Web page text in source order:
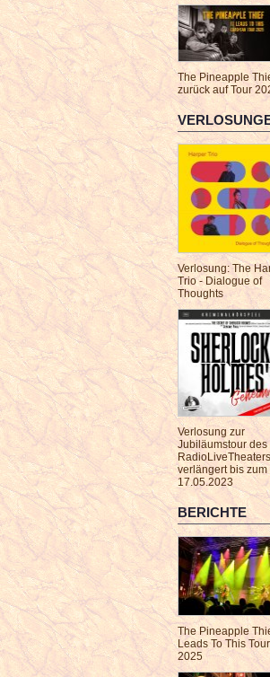
The Pineapple
zurück auf Tour
Verlosung: The
Trio - Dialogue of
Thoughts
Verlosung zur
Jubiläumstour des
RadioLiveTheaters
verlängert bis zum
17.05.2023
BERICHTE
The Pineapple
Leads To This Tour
2025